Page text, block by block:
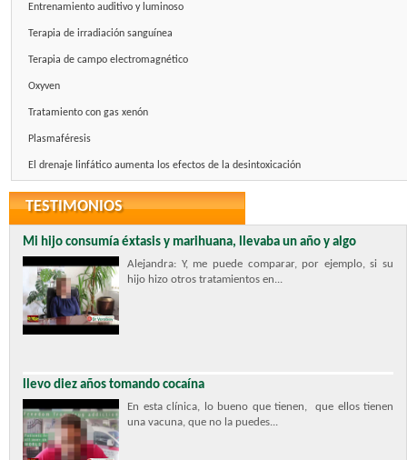
Entrenamiento auditivo y luminoso
Terapia de irradiación sanguínea
Terapia de campo electromagnético
Oxyven
Tratamiento con gas xenón
Plasmaféresis
El drenaje linfático aumenta los efectos de la desintoxicación
TESTIMONIOS
Mi hijo consumía éxtasis y marihuana, llevaba un año y algo
Alejandra: Y, me puede comparar, por ejemplo, si su
hijo hizo otros tratamientos en...
llevo diez años tomando cocaína
En esta clínica, lo bueno que tienen, que ellos tienen
una vacuna, que no la puedes...